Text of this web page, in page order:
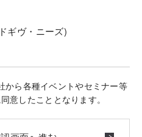
ギヴ・ニーズ)
ら各種イベントやセミナー等
意したこととなります。